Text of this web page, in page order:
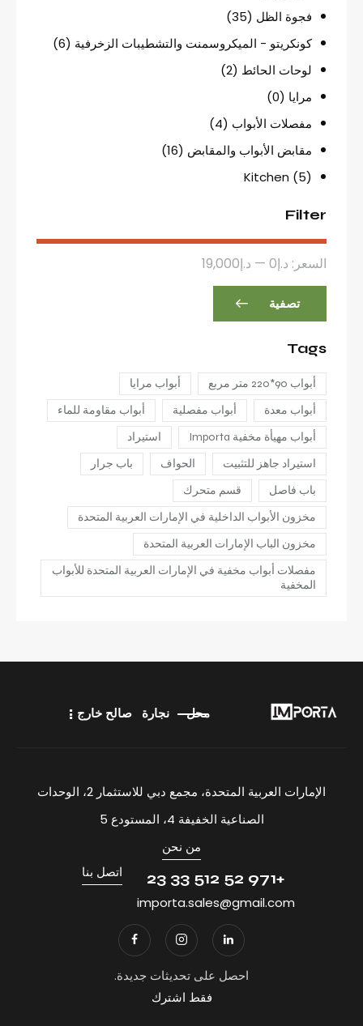
فجوة الظل
كونكريتو - الميكروسمنت والتشطيبات الزخرفية
لوحات الحائط
مرايا
مفصلات الأبواب
مقابض الأبواب والمقابض
Kitchen (5)
Filter
تصفية
السعر: د.إ0 — د.إ19,000
Tags
أبواب 90*220 متر مربع
أبواب مرايا
أبواب معدة
أبواب مفصلية
أبواب مقاومة للماء
أبواب مهيأة مخفية Importa
استيراد
استيراد جاهز للتثبيت
الحواف
باب جرار
باب فاصل
قسم متحرك
مخزون الأبواب الداخلية في الإمارات العربية المتحدة
مخزون الباب الإمارات العربية المتحدة
مفصلات أبواب مخفية في الإمارات العربية المتحدة للأبواب
المخفية
محل نجارة صالح خارج
الإمارات العربية المتحدة، مجمع دبي للاستثمار 2، الوحدات
الصناعية الخفيفة 4، المستودع 5
من نحن
+971 52 512 33 23
importa.sales@gmail.com
اتصل بنا
احصل على تحديثات جديدة.
فقط اشترك